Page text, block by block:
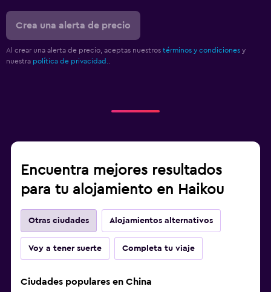
Crea una alerta de precio
Al crear una alerta de precio, aceptas nuestros términos y condiciones y
nuestra política de privacidad.
Encuentra mejores resultados
para tu alojamiento en Haikou
Otras ciudades Alojamientos alternativos
Voy a tener suerte Completa tu viaje
Ciudades populares en China